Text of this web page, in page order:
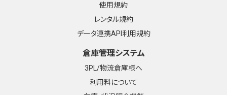
使用規約
レンタル規約
データ連携API利用規約
倉庫管理システム
3PL/物流倉庫様へ
利用料について